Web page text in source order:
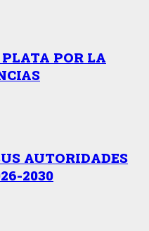
POR LA
AUTORIDADES
2030